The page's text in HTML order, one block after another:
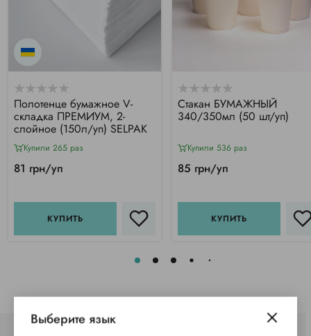
Полотенце бумажное V-
складка ПРЕМИУМ, 2-
слойное (150л/уп) SELPAK
Купили 265 раз
81 грн/уп
КУПИТЬ
Стакан БУМАЖНЫЙ
340/350мл (50 шт/уп)
Купили 536 раз
85 грн/уп
КУПИТЬ
Выберите язык